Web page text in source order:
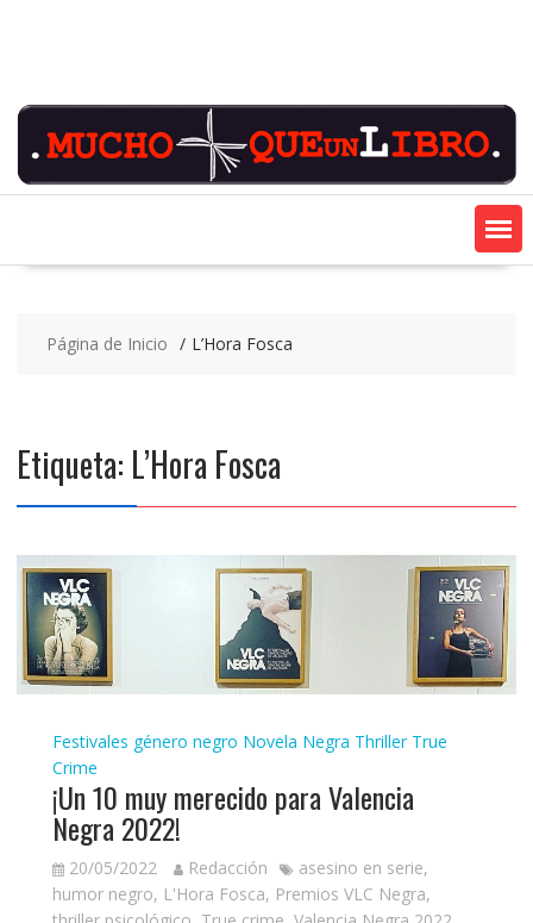
Página de Inicio L’Hora Fosca
Etiqueta: L’Hora Fosca
Festivales género negro Novela Negra Thriller True
Crime
¡Un 10 muy merecido para Valencia
Negra 2022!
20/05/2022 Redacción asesino en serie,
humor negro, L'Hora Fosca, Premios VLC Negra,